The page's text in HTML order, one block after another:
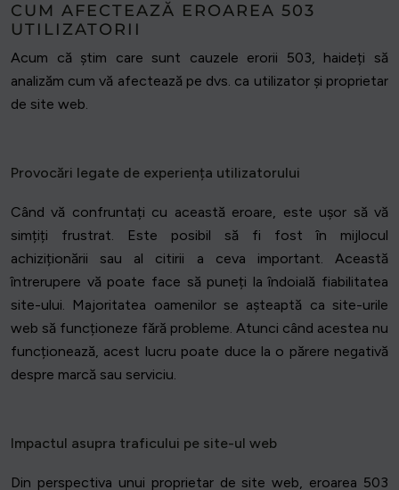
CUM AFECTEAZĂ EROAREA 503
UTILIZATORII
Acum că știm care sunt cauzele erorii 503, haideți să
analizăm cum vă afectează pe dvs. ca utilizator și proprietar
de site web.
Provocări legate de experiența utilizatorului
Când vă confruntați cu această eroare, este ușor să vă
simțiți frustrat. Este posibil să fi fost în mijlocul
achiziționării sau al citirii a ceva important. Această
întrerupere vă poate face să puneți la îndoială fiabilitatea
site-ului. Majoritatea oamenilor se așteaptă ca site-urile
web să funcționeze fără probleme. Atunci când acestea nu
funcționează, acest lucru poate duce la o părere negativă
despre marcă sau serviciu.
Impactul asupra traficului pe site-ul web
Din perspectiva unui proprietar de site web, eroarea 503